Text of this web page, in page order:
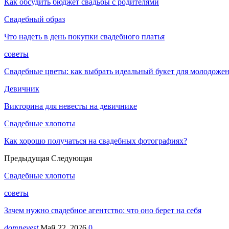
Свадебный образ
Что надеть в день покупки свадебного платья
советы
Свадебные цветы: как выбрать идеальный букет для
Девичник
Викторина для невесты на девичнике
Свадебные хлопоты
Как хорошо получаться на свадебных фотографиях?
Предыдущая Следующая
Свадебные хлопоты
советы
Зачем нужно свадебное агентство: что оно берет на себя